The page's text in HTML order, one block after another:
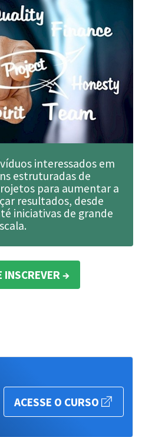
interessados ​​em
estruturadas de
para aumentar a
resultados, desde
iniciativas de grande
INSCREVER
ACESSE O CURSO